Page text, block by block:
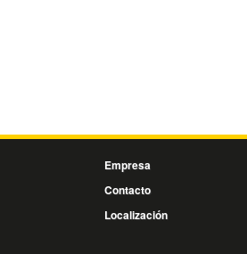
Empresa
Contacto
Localización